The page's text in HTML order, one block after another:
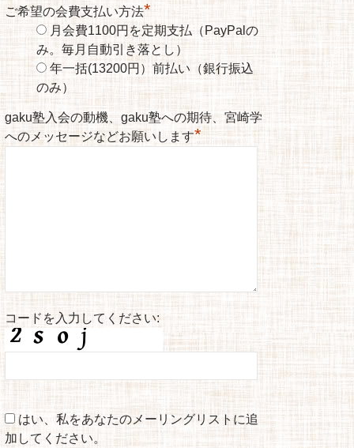
ご希望の会費支払い方法*
月会費1100円を定期支払（PayPalの
み。毎月自動引き落とし）
年一括(13200円）前払い（銀行振込
のみ）
gaku塾入会の動機、gaku塾への期待、宮崎学
へのメッセージなどお願いします*
コードを入力してください:
はい、私をあなたのメーリングリストに追
加してください。